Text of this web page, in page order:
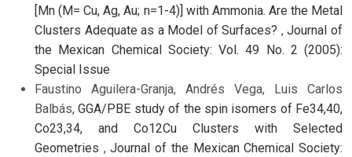
[Mn (M= Cu, Ag, Au; n=1-4)] with Ammonia. Are the Metal
Clusters Adequate as a Model of Surfaces? ,Journal of
the Mexican Chemical Society: Vol. 49 No. 2 (2005):
Special Issue
Faustino Aguilera-Granja, Andrés Vega, Luis Carlos
Balbás,GGA/PBE study of the spin isomers of Fe34,40,
Co23,34, and Co12Cu Clusters with Selected
Geometries ,Journal of the Mexican Chemical Society: